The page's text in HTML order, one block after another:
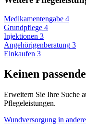
Medikamentengabe 4
Grundpflege 4
Injektionen 3
Angehörigenberatung 3
Einkaufen 3
Keinen
Erweitern Sie Ihre Suche
Pflegeleistungen.
Wundversorgung in